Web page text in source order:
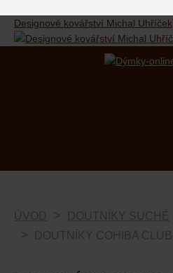
Designové kovářství Michal Uhříček
ÚVOD
DOUTNÍKY SUCHÉ
DOUTNÍKY COHIBA